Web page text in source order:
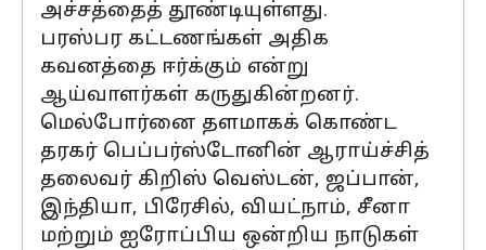
அச்சத்தைத் தூண்டியுள்ளது.
பரஸ்பர கட்டணங்கள் அதிக
கவனத்தை ஈர்க்கும் என்று
ஆய்வாளர்கள் கருதுகின்றனர்.
மெல்போர்னை தளமாகக் கொண்ட
தரகர் பெப்பர்ஸ்டோனின் ஆராய்ச்சித்
தலைவர் கிறிஸ் வெஸ்டன், ஜப்பான்,
இந்தியா, பிரேசில், வியட்நாம், சீனா
மற்றும் ஐரோப்பிய ஒன்றிய நாடுகள்